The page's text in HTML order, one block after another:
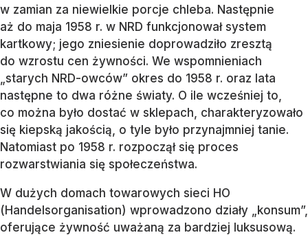
w zamian za niewielkie porcje chleba. Następnie
aż do maja 1958 r. w NRD funkcjonował system
kartkowy; jego zniesienie doprowadziło zresztą
do wzrostu cen żywności. We wspomnieniach
„starych NRD-owców” okres do 1958 r. oraz lata
następne to dwa różne światy. O ile wcześniej to,
co można było dostać w sklepach, charakteryzowało
się kiepską jakością, o tyle było przynajmniej tanie.
Natomiast po 1958 r. rozpoczął się proces
rozwarstwiania się społeczeństwa.
W dużych domach towarowych sieci HO
(Handelsorganisation) wprowadzono działy „konsum”,
oferujące żywność uważaną za bardziej luksusową.